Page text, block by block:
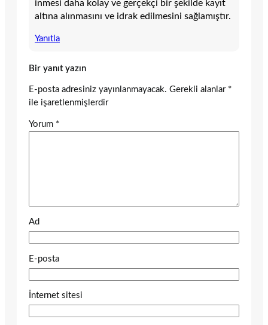
inmesi daha kolay ve gerçekçi bir şekilde kayıt
altına alınmasını ve idrak edilmesini sağlamıştır.
Yanıtla
Bir yanıt yazın
E-posta adresiniz yayınlanmayacak. Gerekli alanlar *
ile işaretlenmişlerdir
Yorum *
Ad
E-posta
İnternet sitesi